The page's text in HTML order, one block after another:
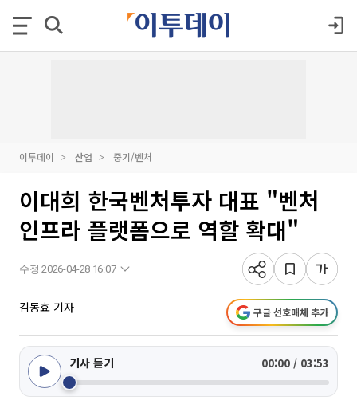
이투데이 산업 중기/벤처
이대희 한국벤처투자 대표 "벤처
인프라 플랫폼으로 역할 확대"
수정 2026-04-28 16:07
김동효 기자 구글 선호매체 추가
기사 듣기 00:00 / 03:53